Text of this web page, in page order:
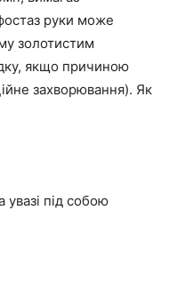
руки може
золотистим
якщо причиною
захворювання). Як
увазі під собою